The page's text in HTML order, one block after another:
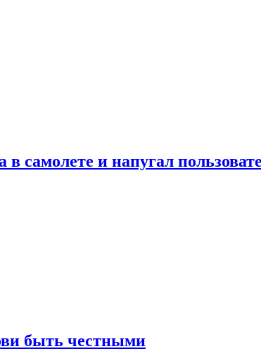
самолете и напугал
быть честными